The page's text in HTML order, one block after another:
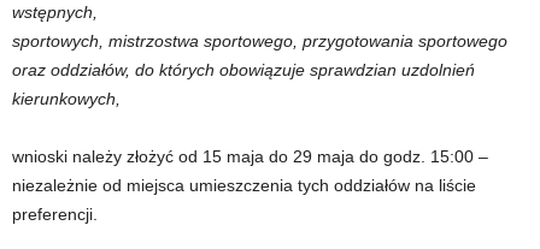
wstępnych,
sportowych, mistrzostwa sportowego, przygotowania sportowego
oraz oddziałów, do których obowiązuje sprawdzian uzdolnień
kierunkowych,
wnioski należy złożyć od 15 maja do 29 maja do godz. 15:00 –
niezależnie od miejsca umieszczenia tych oddziałów na liście
preferencji.